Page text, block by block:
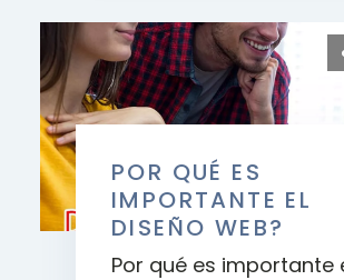
POR QUÉ ES
IMPORTANTE EL
DISEÑO WEB?
Por qué es importante